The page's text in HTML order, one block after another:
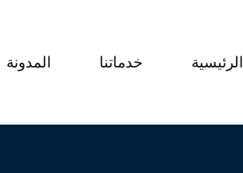
الرئيسية خدماتنا المدونة